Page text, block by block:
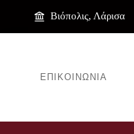
Βιόπολις, Λάρισα
ΕΠΙΚΟΙΝΩΝΊΑ